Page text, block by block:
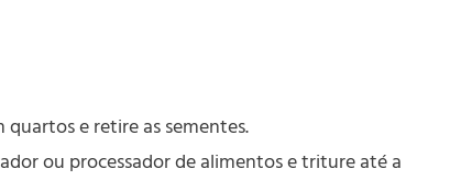
e retire as sementes.
ou processador de alimentos e triture até a